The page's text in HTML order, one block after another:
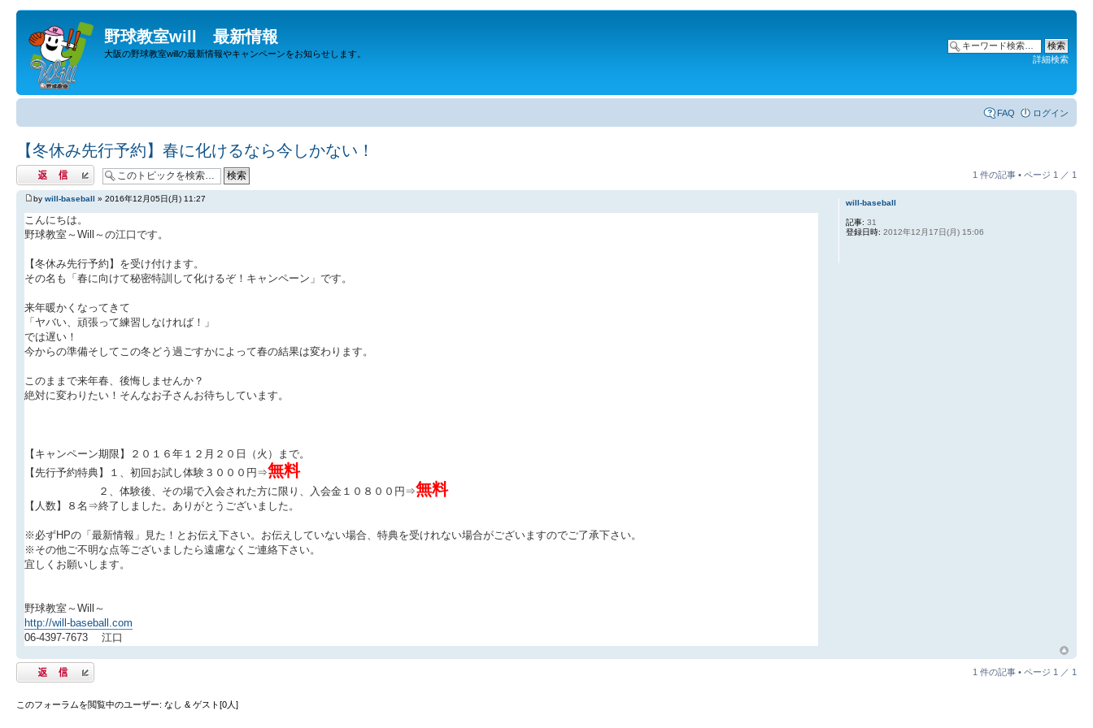
野球教室will 最新情報
大阪の野球教室willの最新情報やキャンペーンをお知らせします。
詳細検索
FAQ ログイン
【冬休み先行予約】春に化けるなら今しかない！
返信する 1 件の記事 • ページ 1 ／ 1
by will-baseball » 2016年12月05日(月) 11:27
こんにちは。
野球教室～Will～の江口です。
【冬休み先行予約】を受け付けます。
その名も「春に向けて秘密特訓して化けるぞ！キャンペーン」です。
来年暖かくなってきて
「ヤバい、頑張って練習しなければ！」
では遅い！
今からの準備そしてこの冬どう過ごすかによって春の結果は変わります。
このままで来年春、後悔しませんか？
絶対に変わりたい！そんなお子さんお待ちしています。
【キャンペーン期限】２０１６年１２月２０日（火）まで。
【先行予約特典】１、初回お試し体験３０００円⇒無料
２、体験後、その場で入会された方に限り、入会金１０８００円⇒無料
【人数】８名⇒終了しました。ありがとうございました。
※必ずHPの「最新情報」見た！とお伝え下さい。お伝えしていない場合、特典を受けれない場合がございますのでご了承下さい。
※その他ご不明な点等ございましたら遠慮なくご連絡下さい。
宜しくお願いします。
野球教室～Will～
http://will-baseball.com
06-4397-7673 江口
will-baseball
記事: 31
登録日時: 2012年12月17日(月) 15:06
返信する 1 件の記事 • ページ 1 ／ 1
このフォーラムを閲覧中のユーザー: なし & ゲスト[0人]